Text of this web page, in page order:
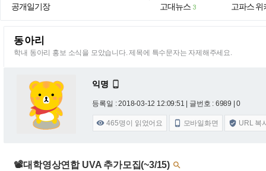
공개일기장 고대뉴스 3
고파스 위
동아리
학내 동아리 홍보 소식을 모았습니다. 제목에 특수문자는 자제해주세요.
익명 
등록일 : 2018-03-12 12:09:51 | 글번호 : 6989 | 0
 465명이 읽었어요  모바일화면  URL 복
📽대학영상연합 UVA 추가모집(~3/15) 